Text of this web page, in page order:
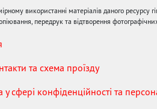
використанні матеріалів даного ресурсу
передрук та відтворення
та схема проїзду
у сфері конфіденційності та